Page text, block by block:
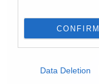
CONFIRM
Data Deletion